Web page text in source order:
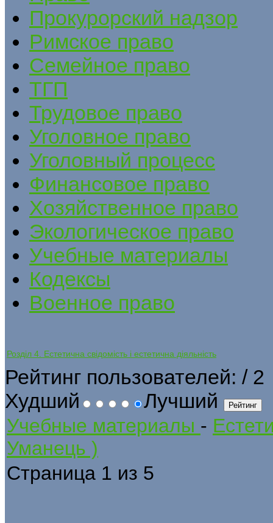
Прокурорский надзор
Римское право
Семейное право
ТГП
Трудовое право
Уголовное право
Уголовный процесс
Финансовое право
Хозяйственное право
Экологическое право
Учебные материалы
Кодексы
Военное право
Розділ 4. Естетична свідомість і естетична діяльність
Рейтинг пользователей: / 2
Худший
Лучший
Учебные материалы -
Уманець )
Страница 1 из 5